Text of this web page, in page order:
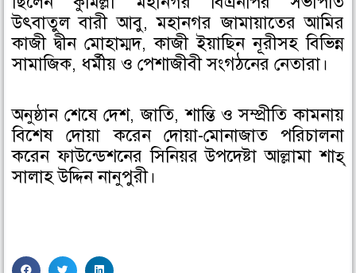
উৎবাতুল বারী আবু, মহানগর জামায়াতের আমির
কাজী দ্বীন মোহাম্মদ, কাজী ইয়াছিন নূরীসহ বিভিন্ন
সামাজিক, ধর্মীয় ও পেশাজীবী সংগঠনের নেতারা।
অনুষ্ঠান শেষে দেশ, জাতি, শান্তি ও সম্প্রীতি কামনায়
বিশেষ দোয়া করেন দোয়া-মোনাজাত পরিচালনা
করেন ফাউন্ডেশনের সিনিয়র উপদেষ্টা আল্লামা শাহ্
সালাহ উদ্দিন নানুপুরী।
S S S